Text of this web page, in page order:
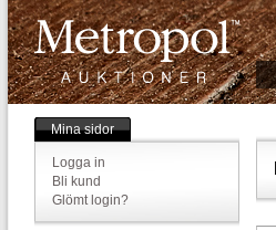
Mina sidor
Logga in
Bli kund
Glömt login?